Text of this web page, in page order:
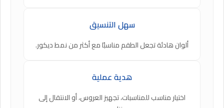
سهل التنسيق
ألوان هادئة تجعل الطقم مناسبًا مع أكثر من نمط ديكور.
هدية عملية
اختيار مناسب للمناسبات، تجهيز العروس، أو الانتقال إلى